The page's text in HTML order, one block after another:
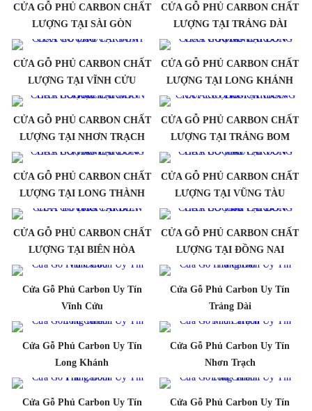
CỬA GỖ PHỦ CARBON CHẤT
LƯỢNG TẠI SÀI GÒN
CỬA GỖ PHỦ CARBON CHẤT
LƯỢNG TẠI TRẢNG DÀI
CỬA GỖ PHỦ CARBON CHẤT
LƯỢNG TẠI VĨNH CỬU
CỬA GỖ PHỦ CARBON CHẤT
LƯỢNG TẠI LONG KHÁNH
CỬA GỖ PHỦ CARBON CHẤT
LƯỢNG TẠI NHƠN TRẠCH
CỬA GỖ PHỦ CARBON CHẤT
LƯỢNG TẠI TRẢNG BOM
CỬA GỖ PHỦ CARBON CHẤT
LƯỢNG TẠI LONG THÀNH
CỬA GỖ PHỦ CARBON CHẤT
LƯỢNG TẠI VŨNG TÀU
CỬA GỖ PHỦ CARBON CHẤT
LƯỢNG TẠI BIÊN HÒA
CỬA GỖ PHỦ CARBON CHẤT
LƯỢNG TẠI ĐỒNG NAI
Cửa Gỗ Phủ Carbon Uy Tín
Vĩnh Cửu
Cửa Gỗ Phủ Carbon Uy Tín
Trảng Dài
Cửa Gỗ Phủ Carbon Uy Tín
Long Khánh
Cửa Gỗ Phủ Carbon Uy Tín
Nhơn Trạch
Cửa Gỗ Phủ Carbon Uy Tín
Cửa Gỗ Phủ Carbon Uy Tín